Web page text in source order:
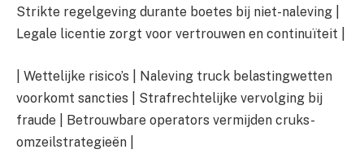
Strikte regelgeving durante boetes bij niet-naleving |
Legale licentie zorgt voor vertrouwen en continuïteit |
| Wettelijke risico’s | Naleving truck belastingwetten
voorkomt sancties | Strafrechtelijke vervolging bij
fraude | Betrouwbare operators vermijden cruks-
omzeilstrategieën |